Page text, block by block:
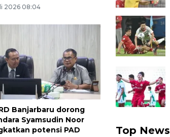
2026 08:04
Banjarbaru dorong
Syamsudin Noor
potensi PAD
Top News